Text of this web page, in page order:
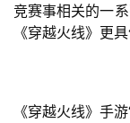
游
茶
竞赛事相关的一
《穿越火线》更具
《穿越火线》手